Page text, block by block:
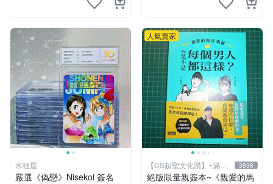
水狸屋
嚴選《偽戀》Nisekoi 簽名
人氣賣家
【CS超聖文化讚】~滿千
元送運
3838
絕版限量親簽本~《親愛的馬